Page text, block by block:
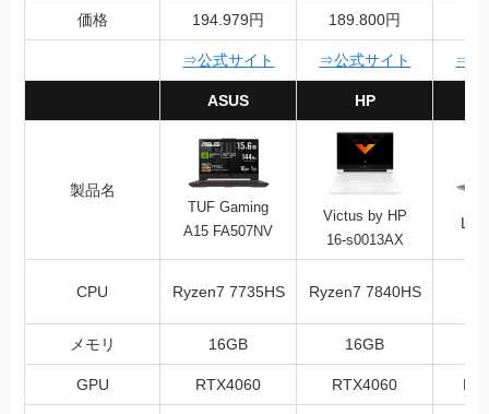
価格 194.979円 189.800円
⇒公式サイト ⇒公式サイト ⇒公
ASUS HP
製品名
TUF Gaming
A15 FA507NV
Victus by HP
16-s0013AX
CPU Ryzen7 7735HS Ryzen7 7840HS
メモリ 16GB 16GB
GPU RTX4060 RTX4060